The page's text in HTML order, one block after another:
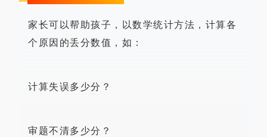
家长可以帮助孩子，以数学统计方法，计算各
个原因的丢分数值，如：
计算失误多少分？
审题不清多少分？